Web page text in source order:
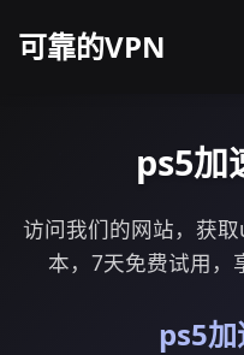
可靠的VPN
ps5加
访问我们的网站，获
本，7天免费试用，
ps5